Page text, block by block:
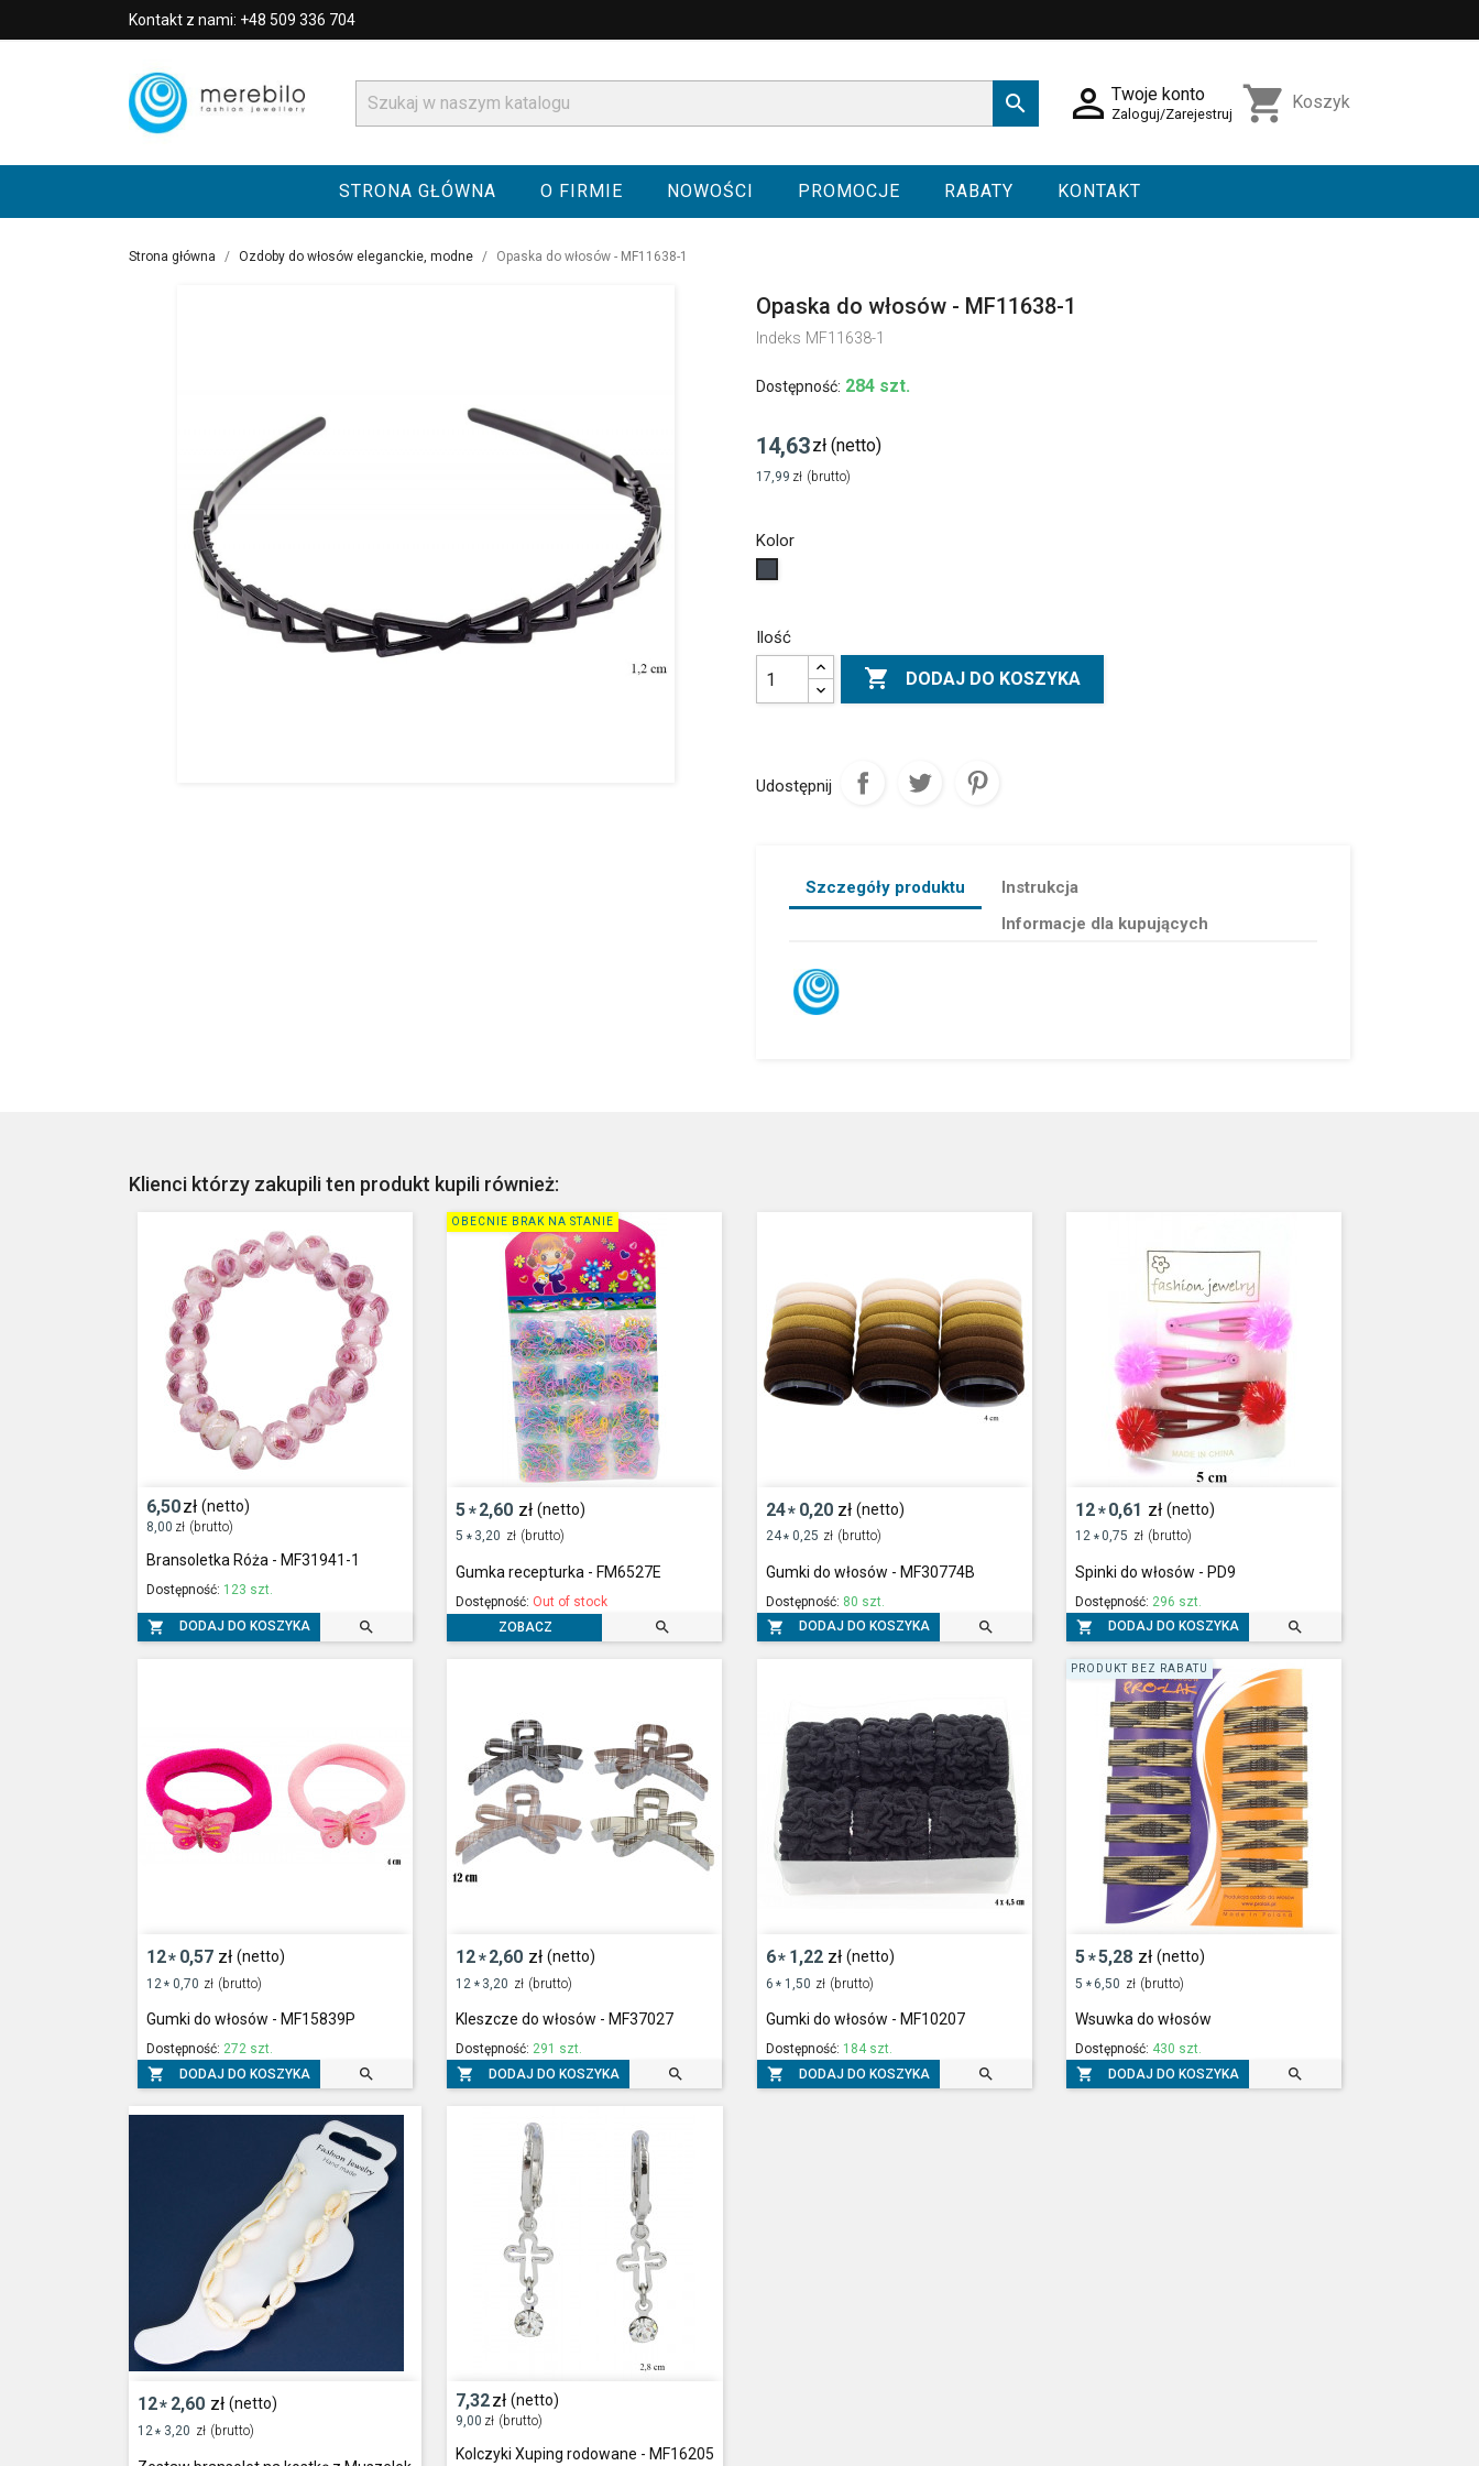
Kontakt z nami: +48 509 336 704
  Twoje konto
Zaloguj/Zarejestruj shopping_cart Koszyk
STRONA GŁÓWNA O FIRMIE NOWOŚCI PROMOCJE RABATY KONTAKT
Strona główna Ozdoby do włosów eleganckie, modne Opaska do włosów - MF11638-1
Opaska do włosów - MF11638-1
Indeks MF11638-1
Dostępność: 284 szt.
14,63zł (netto)
17,99 zł (brutto)
Kolor
Ilość
 DODAJ DO KOSZYKA
Udostępnij
Szczegóły produktu
Instrukcja
Informacje dla kupujących
Klienci którzy zakupili ten produkt kupili również:
6,50zł (netto)
8,00 zł (brutto)
Bransoletka Róża - MF31941-1
Dostępność: 123 szt.
 DODAJ DO KOSZYKA 
5*2,60 zł (netto)
5 * 3,20 zł (brutto)
Gumka recepturka - FM6527E
Dostępność: Out of stock
ZOBACZ

OBECNIE BRAK NA STANIE
24* 0,20 zł (netto)
24* 0,25 zł (brutto)
Gumki do włosów - MF30774B
Dostępność: 80 szt.
 DODAJ DO KOSZYKA 
12*0,61 zł (netto)
12 *0,75 zł (brutto)
Spinki do włosów - PD9
Dostępność: 296 szt.
 DODAJ DO KOSZYKA 
12* 0,57 zł (netto)
12 * 0,70 zł (brutto)
Gumki do włosów - MF15839P
Dostępność: 272 szt.
 DODAJ DO KOSZYKA 
12*2,60 zł (netto)
12 * 3,20 zł (brutto)
Kleszcze do włosów - MF37027
Dostępność: 291 szt.
 DODAJ DO KOSZYKA 
6* 1,22 zł (netto)
6 * 1,50 zł (brutto)
Gumki do włosów - MF10207
Dostępność: 184 szt.
 DODAJ DO KOSZYKA 
5*5,28 zł (netto)
5 * 6,50 zł (brutto)
Wsuwka do włosów
Dostępność: 430 szt.
 DODAJ DO KOSZYKA 
PRODUKT BEZ RABATU
12* 2,60 zł (netto)
12 * 3,20 zł (brutto)
7,32zł (netto)
9,00 zł (brutto)
Kolczyki Xuping rodowane - MF16205